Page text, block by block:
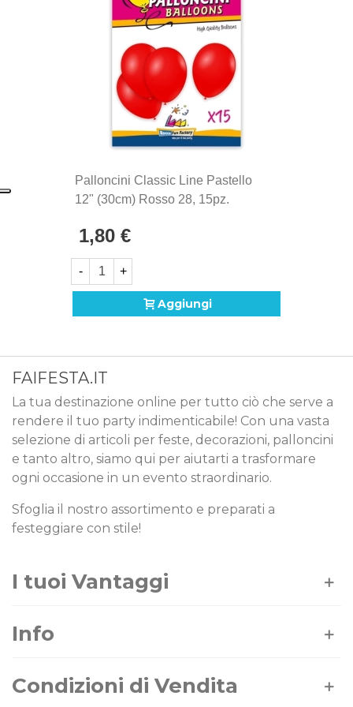
1902. Si distinguono per la qualità eccezionale e la
artigianale e attenzione ai dettagli.
Palloncini Classic Line Pastello
12" (30cm) Rosso 28, 15pz.
1,80 €
- +
Aggiungi
FAIFESTA.IT
La tua destinazione online per tutto ciò che serve a
rendere il tuo party indimenticabile! Con una vasta
selezione di articoli per feste, decorazioni, palloncini
e tanto altro, siamo qui per aiutarti a trasformare
ogni occasione in un evento straordinario.
Sfoglia il nostro assortimento e preparati a
festeggiare con stile!
I tuoi Vantaggi
Info
Condizioni di Vendita